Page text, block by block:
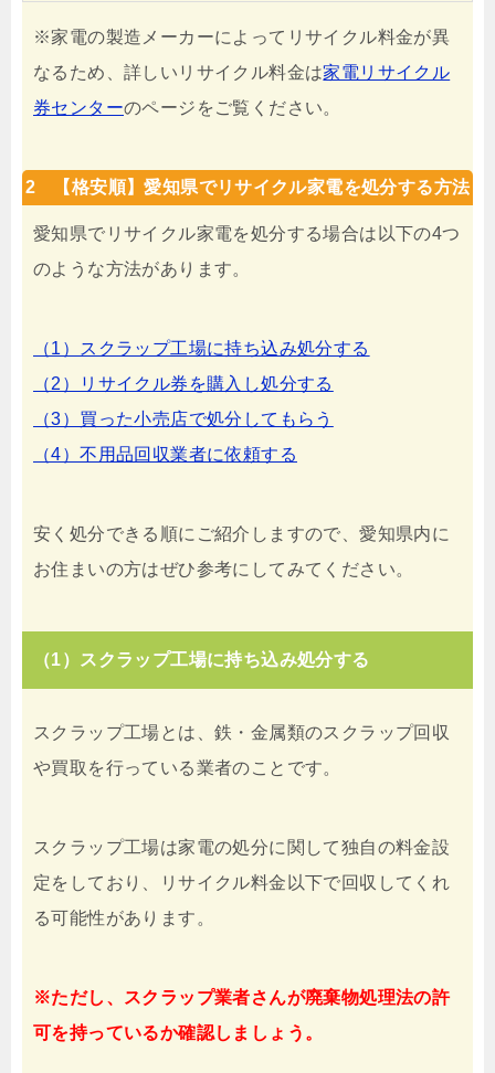
※家電の製造メーカーによってリサイクル料金が異
なるため、詳しいリサイクル料金は家電リサイクル
券センターのページをご覧ください。
2 【格安順】愛知県でリサイクル家電を処分する方法
愛知県でリサイクル家電を処分する場合は以下の4つ
のような方法があります。
（1）スクラップ工場に持ち込み処分する
（2）リサイクル券を購入し処分する
（3）買った小売店で処分してもらう
（4）不用品回収業者に依頼する
安く処分できる順にご紹介しますので、愛知県内に
お住まいの方はぜひ参考にしてみてください。
（1）スクラップ工場に持ち込み処分する
スクラップ工場とは、鉄・金属類のスクラップ回収
や買取を行っている業者のことです。
スクラップ工場は家電の処分に関して独自の料金設
定をしており、リサイクル料金以下で回収してくれ
る可能性があります。
※ただし、スクラップ業者さんが廃棄物処理法の許
可を持っているか確認しましょう。